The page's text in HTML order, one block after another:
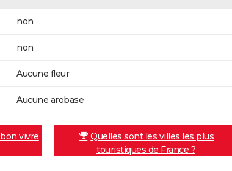
non
non
Aucune fleur
Aucune arobase
vivre
Quelles sont les villes les plus
touristiques de France ?